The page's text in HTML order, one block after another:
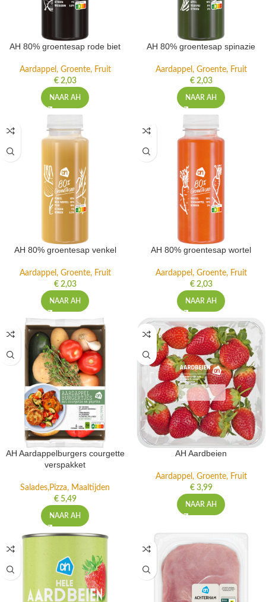
AH 80% groentesap rode biet
Aardappel, Groente, Fruit
€2,03
NAAR AH
AH 80% groentesap spinazie
Aardappel, Groente, Fruit
€2,03
NAAR AH
AH 80% groentesap venkel
Aardappel, Groente, Fruit
€2,03
NAAR AH
AH 80% groentesap wortel
Aardappel, Groente, Fruit
€2,03
NAAR AH
AH Aardappelburgers courgette
verspakket
Salades,Pizza, Maaltijden
€5,49
NAAR AH
AH Aardbeien
Aardappel, Groente, Fruit
€3,99
NAAR AH